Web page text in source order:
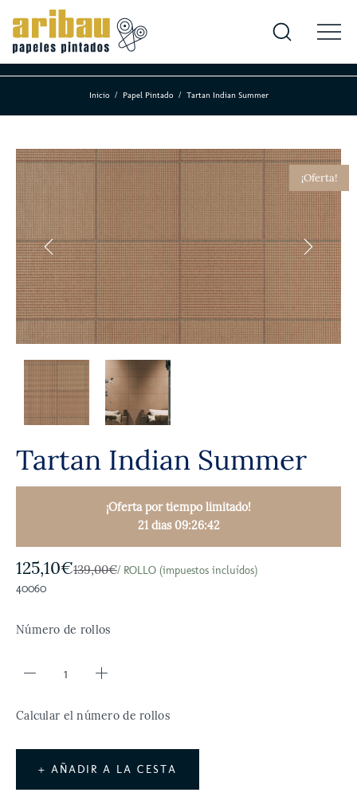
Inicio Papel Pintado Tartan Indian Summer
¡Oferta!
Tartan Indian Summer
¡Oferta por tiempo limitado!
21 días 09:26:41
125,10€139,00€/ ROLLO (impuestos incluídos)
40060
Número de rollos
Calcular el número de rollos
+ AÑADIR A LA CESTA